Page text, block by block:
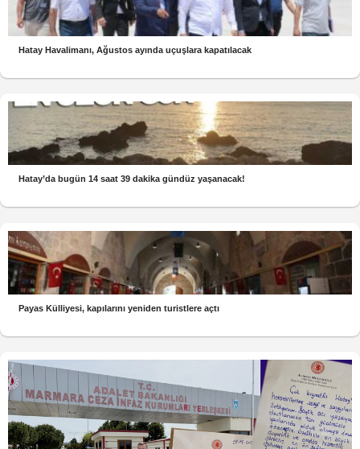
Hatay Havalimanı, Ağustos ayında uçuşlara kapatılacak
Hatay’da bugün 14 saat 39 dakika gündüz yaşanacak!
Payas Külliyesi, kapılarını yeniden turistlere açtı